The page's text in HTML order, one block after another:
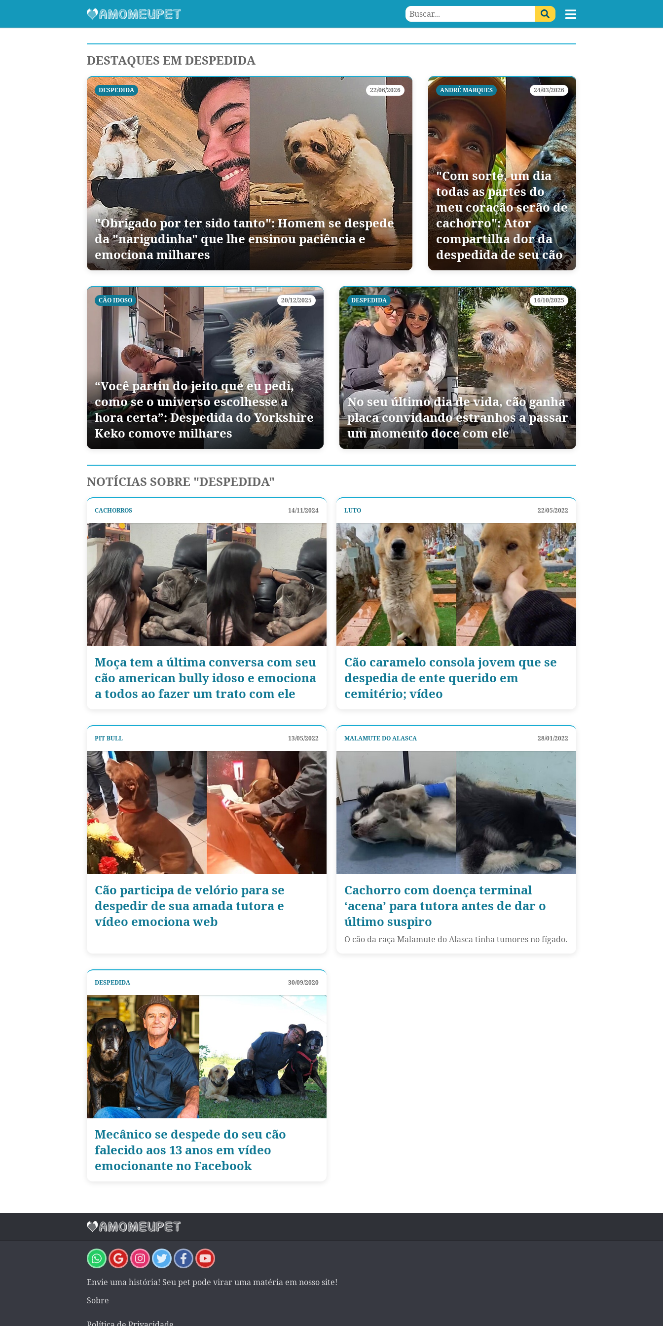
DESTAQUES EM DESPEDIDA
DESPEDIDA 22/06/2026
"Obrigado por ter sido tanto": Homem se despede
da "narigudinha" que lhe ensinou paciência e
emociona milhares
ANDRÉ MARQUES 24/03/2026
"Com sorte, um dia
todas as partes do
meu coração serão de
cachorro": Ator
compartilha dor da
despedida de seu cão
CÃO IDOSO 20/12/2025
“Você partiu do jeito que eu pedi,
como se o universo escolhesse a
hora certa”: Despedida do Yorkshire
Keko comove milhares
DESPEDIDA 16/10/2025
No seu último dia de vida, cão ganha
placa convidando estranhos a passar
um momento doce com ele
NOTÍCIAS SOBRE "DESPEDIDA"
CACHORROS 14/11/2024
Moça tem a última conversa com seu
cão american bully idoso e emociona
a todos ao fazer um trato com ele
LUTO 22/05/2022
Cão caramelo consola jovem que se
despedia de ente querido em
cemitério; vídeo
PIT BULL 13/05/2022
Cão participa de velório para se
despedir de sua amada tutora e
vídeo emociona web
MALAMUTE DO ALASCA 28/01/2022
Cachorro com doença terminal
‘acena’ para tutora antes de dar o
último suspiro
O cão da raça Malamute do Alasca tinha tumores no fígado.
DESPEDIDA 30/09/2020
Mecânico se despede do seu cão
falecido aos 13 anos em vídeo
emocionante no Facebook
Envie uma história! Seu pet pode virar uma matéria em nosso site!
Sobre